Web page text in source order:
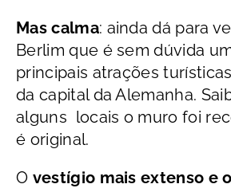
Mas calma: ainda dá para
Berlim que é sem dúvida
principais atrações
da capital da Alemanha.
alguns locais o muro foi
é original.
O vestígio mais extenso e